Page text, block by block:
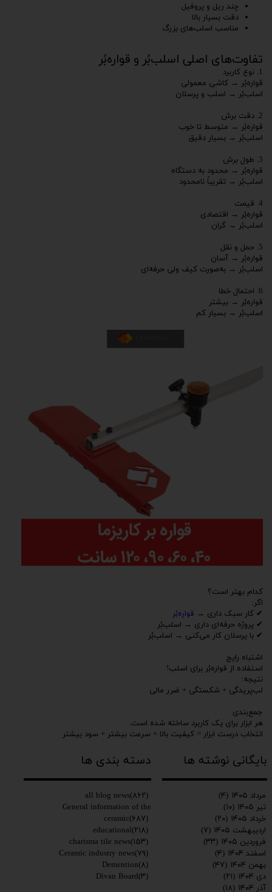
چند ریل و پروفیل
دقت بسیار بالا
مناسب اسلب‌های بزرگ
تفاوت‌های اصلی اسلب‌بُر و قواره‌بُر
1. نوع کاربرد
قواره‌بُر → کاشی معمولی
اسلب‌بُر → اسلب و پرسلان
2. دقت برش
قواره‌بُر → متوسط تا خوب
اسلب‌بُر → بسیار دقیق
3. طول برش
قواره‌بُر → محدود به دستگاه
اسلب‌بُر → تقریباً نامحدود
4. قیمت
قواره‌بُر → اقتصادی
اسلب‌بُر → گران
5. حمل و نقل
قواره‌بُر → آسان
اسلب‌بُر → به‌صورت کیف ولی حرفه‌ای
6. احتمال خطا
قواره‌بُر → بیشتر
اسلب‌بُر → بسیار کم
کدام بهتر است؟
اگر:
✔ کار سبک داری → قواره‌بُر
✔ پروژه حرفه‌ای داری → اسلب‌بُر
✔ با پرسلان کار می‌کنی → اسلب‌بُر
اشتباه رایج
استفاده از قواره‌بُر برای اسلب!
نتیجه:
لب‌پریدگی + شکستگی + ضرر مالی
جمع‌بندی
هر ابزار برای یک کاربرد ساخته شده است.
انتخاب درست ابزار = کیفیت بالا + سرعت بیشتر + سود بیشتر
اگر هنوز نمی‌دانید کدام ابزار برای کار شما مناسب است،
برای مشاهده و خرید محصولات کاریزما به سایت مراجعه کنید:
www.charismatile.com
بایگانی نوشته ها دسته بندی ها
all blog news(۸۶۲)
General information of the
ceramic(۶۸۷)
educational(۲۱۸)
charisma tile news(۱۵۳)
Ceramic industry news(۷۹)
Demention(۸)
Divan Board(۳)
مرداد ۱۴۰۵
(۴)
تیر ۱۴۰۵
(۱۰)
خرداد ۱۴۰۵
(۲۰)
اردیبهشت ۱۴۰۵
(۷)
فروردین ۱۴۰۵
(۳۳)
اسفند ۱۴۰۴
(۴)
بهمن ۱۴۰۴
(۴۷)
دی ۱۴۰۴
(۲۱)
آذر ۱۴۰۴
(۱۸)